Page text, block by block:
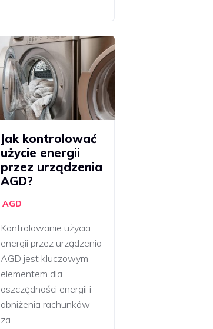
Jak kontrolować
użycie energii
przez urządzenia
AGD?
AGD
Kontrolowanie użycia
energii przez urządzenia
AGD jest kluczowym
elementem dla
oszczędności energii i
obniżenia rachunków
za…